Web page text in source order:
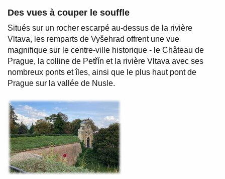
Des vues à couper le souffle
Situés sur un rocher escarpé au-dessus de la rivière
Vltava, les remparts de Vyšehrad offrent une vue
magnifique sur le centre-ville historique - le Château de
Prague, la colline de Petřín et la rivière Vltava avec ses
nombreux ponts et îles, ainsi que le plus haut pont de
Prague sur la vallée de Nusle.